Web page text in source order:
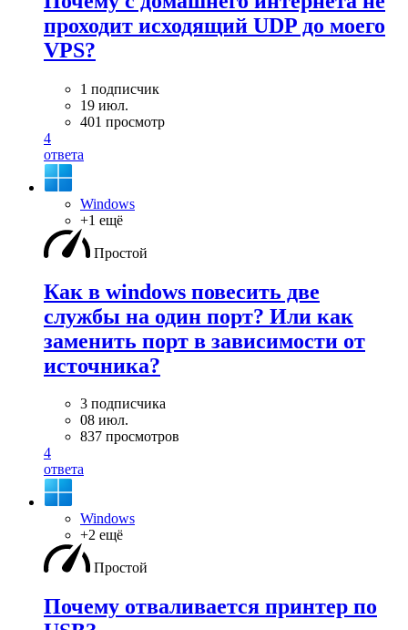
проходит исходящий UDP до моего
VPS?
1 подписчик
19 июл.
401 просмотр
4
ответа
Windows
+1 ещё
Простой
Как в windows повесить две
службы на один порт? Или как
заменить порт в зависимости от
источника?
3 подписчика
08 июл.
837 просмотров
4
ответа
Windows
+2 ещё
Простой
Почему отваливается принтер по